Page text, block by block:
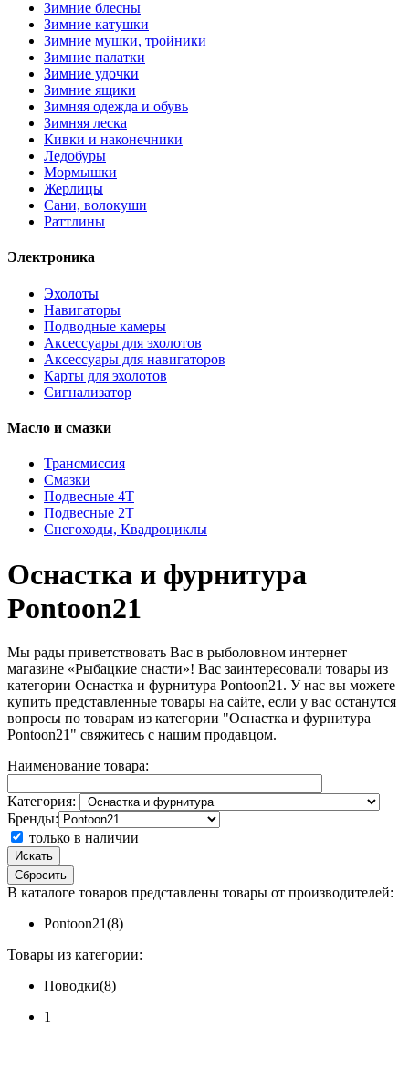
Зимние блесны
Зимние катушки
Зимние мушки, тройники
Зимние палатки
Зимние удочки
Зимние ящики
Зимняя одежда и обувь
Зимняя леска
Кивки и наконечники
Ледобуры
Мормышки
Жерлицы
Сани, волокуши
Раттлины
Электроника
Эхолоты
Навигаторы
Подводные камеры
Аксессуары для эхолотов
Аксессуары для навигаторов
Карты для эхолотов
Сигнализатор
Масло и смазки
Трансмиссия
Смазки
Подвесные 4Т
Подвесные 2Т
Снегоходы, Квадроциклы
Оснастка и фурнитура
Pontoon21
Мы рады приветствовать Вас в рыболовном интернет
магазине «Рыбацкие снасти»! Вас заинтересовали товары из
категории Оснастка и фурнитура Pontoon21. У нас вы можете
купить представленные товары на сайте, если у вас останутся
вопросы по товарам из категории "Оснастка и фурнитура
Pontoon21" свяжитесь с нашим продавцом.
Наименование товара:
Категория:
Бренды:
только в наличии
Искать
Сбросить
В каталоге товаров представлены товары от производителей:
Pontoon21(8)
Товары из категории:
Поводки(8)
1